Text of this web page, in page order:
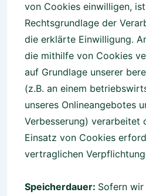
von Cookies einwilligen,
Rechtsgrundlage der
die erklärte Einwilligung.
die mithilfe von Cookies
auf Grundlage unserer
(z.B. an einem
unseres Onlineangebotes
Verbesserung) verarbeitet
Einsatz von Cookies
vertraglichen
Speicherdauer: Sofern wir